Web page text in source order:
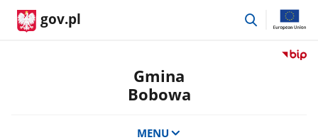
gov.pl
przejdź
Przejdź
Gmina
Bobowa
MENU